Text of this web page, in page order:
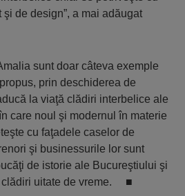
de design”, a mai adăugat
sunt doar câteva exemple
prin deschiderea de
la viaţă clădiri interbelice ale
care noul şi modernul în materie
cu faţadele caselor de
şi businessurile lor sunt
de istorie ale Bucureştiului şi
clădiri uitate de vreme. ■